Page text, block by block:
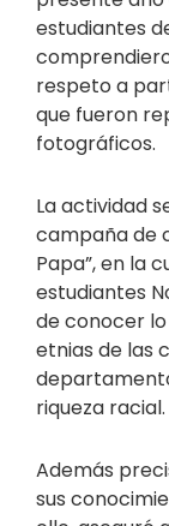
estudiantes
respeto a
que fueron
fotográficos.
La actividad
campaña de
Papa”, en la
estudiantes
de conocer
etnias de las
riqueza racial.
Además
sus